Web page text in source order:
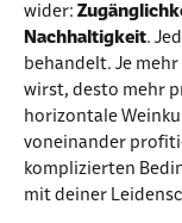
wider:
Nachhaltigkeit.
behandelt. Je
wirst, desto mehr
horizontale
voneinander
komplizierten
mit deiner